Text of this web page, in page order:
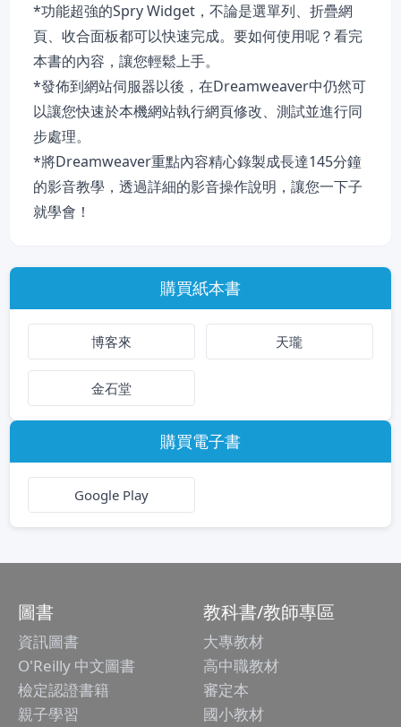
*功能超強的Spry Widget，不論是選單列、折疊網
頁、收合面板都可以快速完成。要如何使用呢？看完
本書的內容，讓您輕鬆上手。
*發佈到網站伺服器以後，在Dreamweaver中仍然可
以讓您快速於本機網站執行網頁修改、測試並進行同
步處理。
*將Dreamweaver重點內容精心錄製成長達145分鐘
的影音教學，透過詳細的影音操作說明，讓您一下子
就學會！
購買紙本書
博客來 天瓏
金石堂
購買電子書
Google Play
圖書
資訊圖書
O'Reilly 中文圖書
檢定認證書籍
親子學習
教科書/教師專區
大專教材
高中職教材
審定本
國小教材